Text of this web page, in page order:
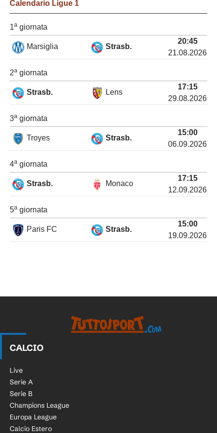
Calendario Ligue 1
1a giornata
Marsiglia Strasb.
20:45
21.08.2026
2a giornata
Strasb. Lens
17:15
29.08.2026
3a giornata
Troyes Strasb.
15:00
06.09.2026
4a giornata
Strasb. Monaco
17:15
12.09.2026
5a giornata
Paris FC Strasb.
15:00
19.09.2026
CALCIO
Live
Serie A
Serie B
Champions League
Europa League
Calcio Estero